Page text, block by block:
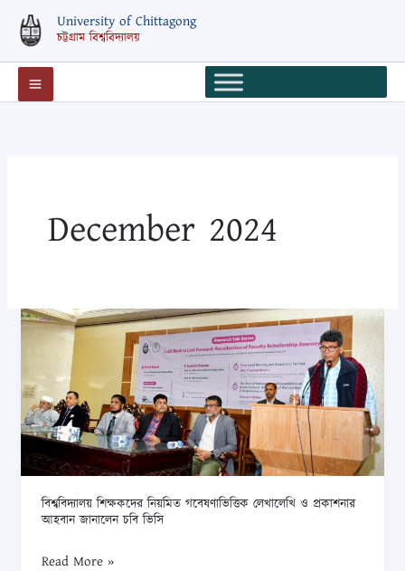
content
University of Chittagong
চট্টগ্রাম বিশ্ববিদ্যালয়
December 2024
বিশ্ববিদ্যালয় শিক্ষকদের নিয়মিত গবেষণাভিত্তিক লেখালেখি ও প্রকাশনার
আহবান জানালেন চবি ভিসি
বিশ্ববিদ্যালয়
শিক্ষকদের
নিয়মিত
গবেষণাভিত্তিক
লেখালেখি
ও
প্রকাশনার
আহবান
জানালেন
ভিসি
Read More »